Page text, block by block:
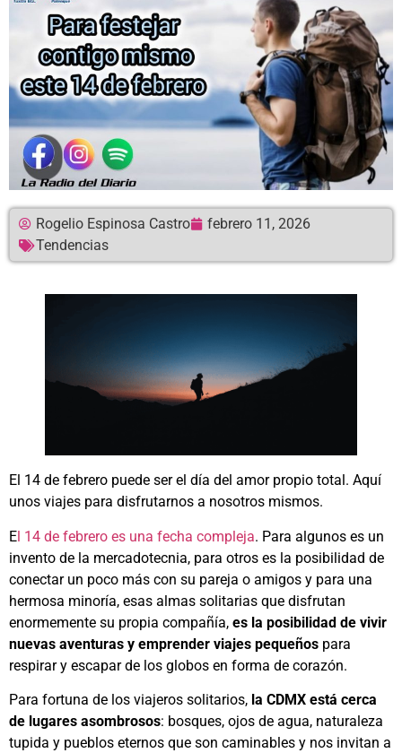
Rogelio Espinosa Castro
febrero 11, 2026
Tendencias
El 14 de febrero puede ser el día del amor propio total. Aquí
unos viajes para disfrutarnos a nosotros mismos.
El 14 de febrero es una fecha compleja. Para algunos es un
invento de la mercadotecnia, para otros es la posibilidad de
conectar un poco más con su pareja o amigos y para una
hermosa minoría, esas almas solitarias que disfrutan
enormemente su propia compañía, es la posibilidad de vivir
nuevas aventuras y emprender viajes pequeños para
respirar y escapar de los globos en forma de corazón.
Para fortuna de los viajeros solitarios, la CDMX está cerca
de lugares asombrosos: bosques, ojos de agua, naturaleza
tupida y pueblos eternos que son caminables y nos invitan a